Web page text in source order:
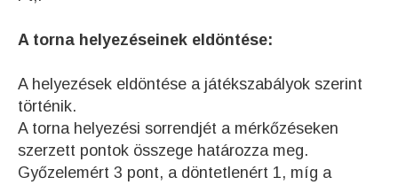
A torna helyezéseinek eldöntése:
A helyezések eldöntése a játékszabályok szerint
történik.
A torna helyezési sorrendjét a mérkőzéseken
szerzett pontok összege határozza meg.
Győzelemért 3 pont, a döntetlenért 1, míg a